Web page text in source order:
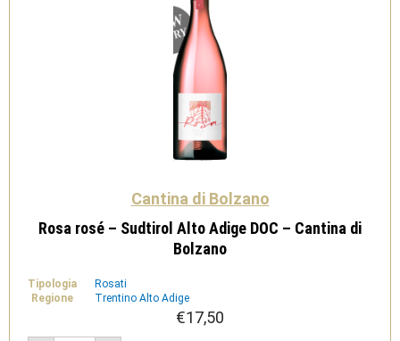
Cantina di Bolzano
Rosa rosé – Sudtirol Alto Adige DOC – Cantina di
Bolzano
Tipologia
Rosati
Regione
Trentino Alto Adige
€17,50